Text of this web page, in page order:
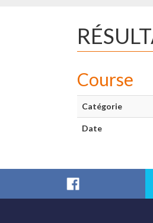
Course
Catégorie
Date